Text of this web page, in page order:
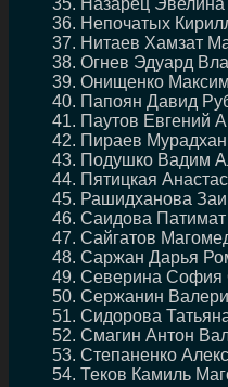
Непочатых
Нитаев Хамзат
Огнев Эдуард
Онищенко
Папоян Давид
Паутов Евгений
Пираев
Подушко Вадим
Пятицкая
Рашидханова
Саидова
Сайгатов
Саржан Дарья
Северина София
Сержанин
Сидорова
Смагин Антон
Степаненко
Теков Камиль